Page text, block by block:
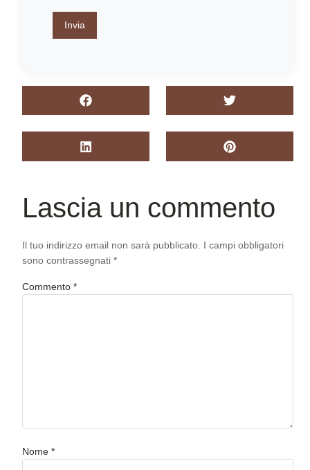
Invia
Lascia un commento
Il tuo indirizzo email non sarà pubblicato. I campi obbligatori
sono contrassegnati *
Commento *
Nome *